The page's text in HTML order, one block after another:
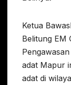
Ketua
Belitung EM
adat Mapur
adat di